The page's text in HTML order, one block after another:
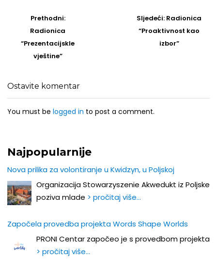
navigation
Prethodni:Prethodni
post
Radionica
“Prezentacijskle
vještine”
Sljedeći: Sljedeći
Post
Radionica
“Proaktivnost kao
izbor”
Ostavite komentar
You must be logged in to post a comment.
Najpopularnije
Nova prilika za volontiranje u Kwidzyn, u Poljskoj
Organizacija Stowarzyszenie Akwedukt iz Poljske
poziva mlade > pročitaj više…
Započela provedba projekta Words Shape Worlds
PRONI Centar započeo je s provedbom projekta
> pročitaj više…